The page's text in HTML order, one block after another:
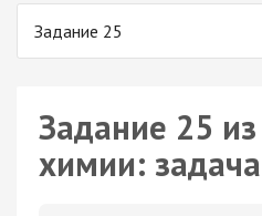
Задание 25
Задание 25
химии: